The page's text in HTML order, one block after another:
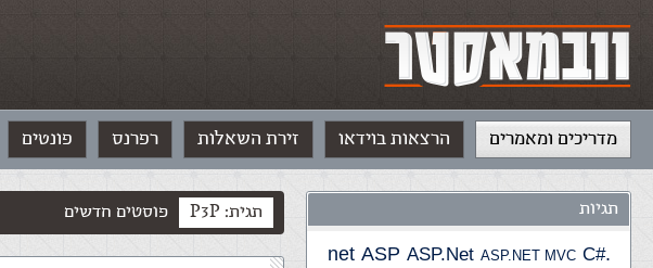
מדריכים ומאמרים הרצאות בוידאו זירת השאלות רפרנס פונטים
תגיות
.net
ASP ASP.Net ASP.NET MVC C#
תגית: P3P פוסטים חדשים